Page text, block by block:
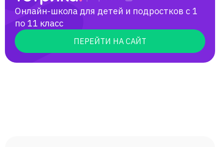
Онлайн-школа для детей и подростков с 1
по 11 класс
ПЕРЕЙТИ НА САЙТ